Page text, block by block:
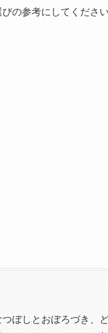
の参考にしてください
つぼしとおぼろづき、